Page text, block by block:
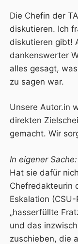
Die Chefin der
diskutieren. Ich
diskutieren gibt!
dankenswerter
alles gesagt,
zu sagen war.
Unsere Autor.in
direkten
gemacht. Wir
In eigener
Hat sie dafür
Chefredakteurin
Eskalation
„hasserfüllte
und das
zuschieben, die